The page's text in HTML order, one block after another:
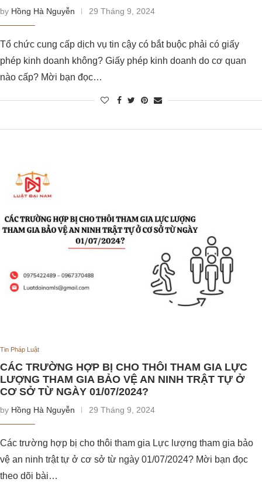
by Hồng Hà Nguyễn 29 Tháng 9, 2024
Tổ chức cung cấp dịch vụ tin cậy có bắt buộc phải có giấy
phép kinh doanh không? Giấy phép kinh doanh do cơ quan
nào cấp? Mời bạn đọc…
Tin Pháp Luật
CÁC TRƯỜNG HỢP BỊ CHO THÔI THAM GIA LỰC
LƯỢNG THAM GIA BẢO VỆ AN NINH TRẬT TỰ Ở
CƠ SỞ TỪ NGÀY 01/07/2024?
by Hồng Hà Nguyễn 29 Tháng 9, 2024
Các trường hợp bị cho thôi tham gia Lực lượng tham gia bảo
vệ an ninh trật tự ở cơ sở từ ngày 01/07/2024? Mời bạn đọc
theo dõi bài…